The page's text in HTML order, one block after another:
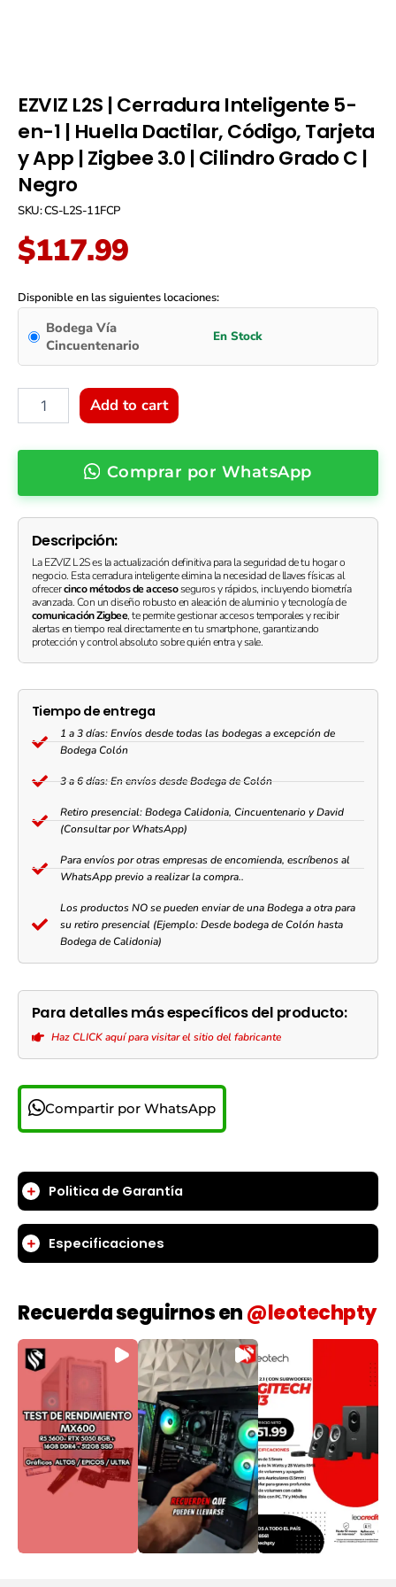
EZVIZ L2S | Cerradura Inteligente 5-
en-1 | Huella Dactilar, Código, Tarjeta
y App | Zigbee 3.0 | Cilindro Grado C |
Negro
SKU: CS-L2S-11FCP
$117.99
Disponible en las siguientes locaciones:
Bodega Vía
Cincuentenario
L2S
|
Cerradura
Inteligente
5-
en-
|
Dactilar,
Tarjeta
App
Zigbee
3.0
Cilindro
Grado
Negro
quantity
Add to cart
Comprar por WhatsApp
Descripción:
La EZVIZ L2S es la actualización definitiva para la seguridad de tu hogar o
negocio. Esta cerradura inteligente elimina la necesidad de llaves físicas al
ofrecercinco métodos de accesoseguros y rápidos, incluyendo biometría
avanzada.Con un diseño robusto en aleación de aluminio y tecnología de
comunicación Zigbee, te permite gestionar accesos temporales y recibir
alertas en tiempo real directamente en tu smartphone, garantizando
protección y control absoluto sobre quién entra y sale.
Tiempo de entrega
1 a 3 días: Envíos desde todas las bodegas a excepción de
Bodega Colón
3 a 6 días: En envíos desde Bodega de Colón
Retiro presencial: Bodega Calidonia, Cincuentenario y David
(Consultar por WhatsApp)
Para envíos por otras empresas de encomienda, escríbenos al
WhatsApp previo a realizar la compra..
Los productos NO se pueden enviar de una Bodega a otra para
su retiro presencial (Ejemplo: Desde bodega de Colón hasta
Bodega de Calidonia)
Para detalles más específicos del producto:
Haz CLICK aquí para visitar el sitio del fabricante
Compartir por WhatsApp
Politica de Garantía
Especificaciones
Recuerda seguirnos en@leotechpty